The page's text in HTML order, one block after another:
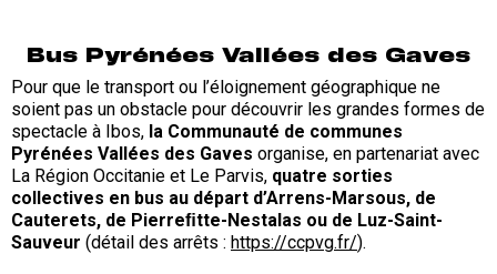
Bus Pyrénées Vallées des Gaves
Pour que le transport ou l’éloignement géographique ne
soient pas un obstacle pour découvrir les grandes formes de
spectacle à Ibos, la Communauté de communes
Pyrénées Vallées des Gaves organise, en partenariat avec
La Région Occitanie et Le Parvis, quatre sorties
collectives en bus au départ d’Arrens-Marsous, de
Cauterets, de Pierreﬁtte-Nestalas ou de Luz-Saint-
Sauveur (détail des arrêts : https://ccpvg.fr/).